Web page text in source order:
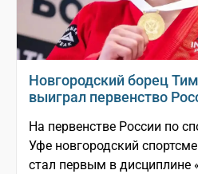
Новгородский борец
выиграл первенство
На первенстве России по
Уфе новгородский
стал первым в дисциплине